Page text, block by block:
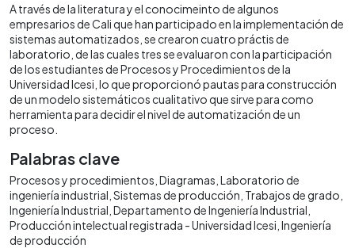
A través de la literatura y el conocimeinto de algunos
empresarios de Cali que han participado en la implementación de
sistemas automatizados, se crearon cuatro práctis de
laboratorio, de las cuales tres se evaluaron con la participación
de los estudiantes de Procesos y Procedimientos de la
Universidad Icesi, lo que proporcionó pautas para construcción
de un modelo sistemáticos cualitativo que sirve para como
herramienta para decidir el nivel de automatización de un
proceso.
Palabras clave
Procesos y procedimientos Diagramas Laboratorio de
ingeniería industrial Sistemas de producción Trabajos de grado
Ingeniería Industrial Departamento de Ingeniería Industrial
Producción intelectual registrada - Universidad Icesi Ingeniería
de producción